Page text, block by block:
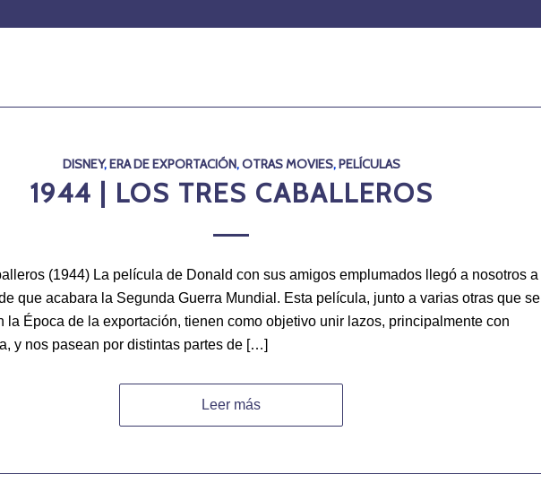
DISNEY,ERA DE EXPORTACIÓN,OTRAS MOVIES,PELÍCULAS
1944 | LOS TRES CABALLEROS
(1944) La película de Donald con sus amigos emplumados llegó a nosotros a
que acabara la Segunda Guerra Mundial. Esta película, junto a varias otras que se
la Época de la exportación, tienen como objetivo unir lazos, principalmente con
y nos pasean por distintas partes de […]
Leer más